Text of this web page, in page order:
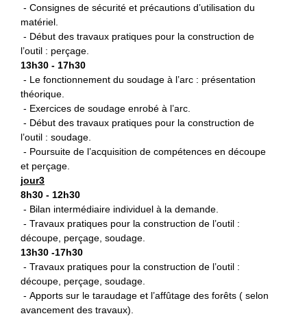
- Consignes de sécurité et précautions d’utilisation du
matériel.
- Début des travaux pratiques pour la construction de
l’outil : perçage.
13h30 - 17h30
- Le fonctionnement du soudage à l’arc : présentation
théorique.
- Exercices de soudage enrobé à l’arc.
- Début des travaux pratiques pour la construction de
l’outil : soudage.
- Poursuite de l’acquisition de compétences en découpe
et perçage.
jour3
8h30 - 12h30
- Bilan intermédiaire individuel à la demande.
- Travaux pratiques pour la construction de l’outil :
découpe, perçage, soudage.
13h30 -17h30
- Travaux pratiques pour la construction de l’outil :
découpe, perçage, soudage.
- Apports sur le taraudage et l’affûtage des forêts ( selon
avancement des travaux).